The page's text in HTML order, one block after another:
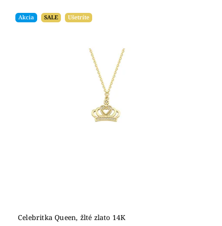
Akcia SALE Ušetríte
Celebritka Queen, žlté zlato 14K